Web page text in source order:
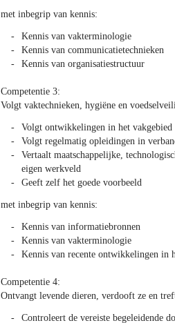
met inbegrip van kennis:
Kennis van vakterminologie
Kennis van communicatietechnieken
Kennis van organisatiestructuur
Competentie 3:
Volgt vaktechnieken, hygiëne en
Volgt ontwikkelingen in het vakgebied
Volgt regelmatig opleidingen in
Vertaalt maatschappelijke,
eigen werkveld
Geeft zelf het goede voorbeeld
met inbegrip van kennis:
Kennis van informatiebronnen
Kennis van vakterminologie
Kennis van recente ontwikkelingen in
Competentie 4:
Ontvangt levende dieren, verdooft ze en
Controleert de vereiste begeleidende